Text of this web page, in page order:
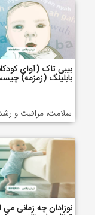
بیبی تاک (آوای
بابلینگ (زمزمه)
سلامت، مراقبت و
نوزادان چه زمانی می